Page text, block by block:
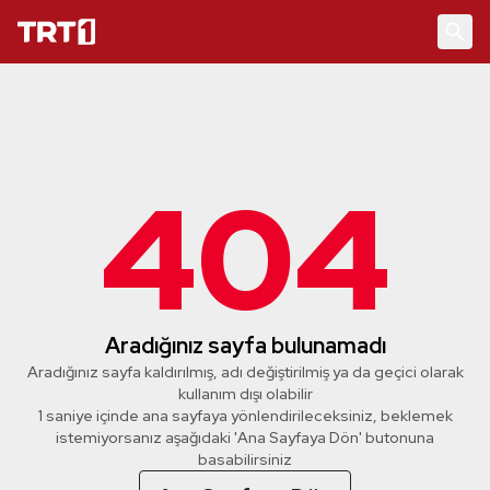
404
Aradığınız sayfa bulunamadı
Aradığınız sayfa kaldırılmış, adı değiştirilmiş ya da geçici olarak
kullanım dışı olabilir
1 saniye içinde ana sayfaya yönlendirileceksiniz, beklemek
istemiyorsanız aşağıdaki 'Ana Sayfaya Dön' butonuna
basabilirsiniz